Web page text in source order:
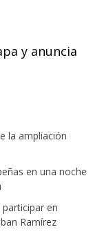
y anuncia
la ampliación
en una noche
en
Ramírez